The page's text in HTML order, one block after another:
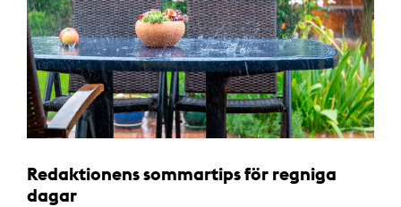
Redaktionens sommartips för regniga
dagar